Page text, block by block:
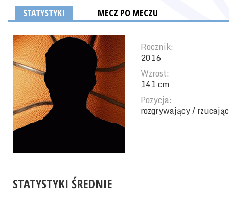
STATYSTYKI MECZ PO MECZU
Rocznik:
2016
Wzrost:
141 cm
Pozycja:
rozgrywający /
STATYSTYKI ŚREDNIE